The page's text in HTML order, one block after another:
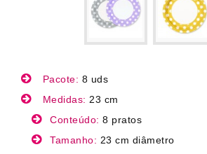
Pacote: 8 uds
Medidas: 23 cm
Conteúdo: 8 pratos
Tamanho: 23 cm diâmetro